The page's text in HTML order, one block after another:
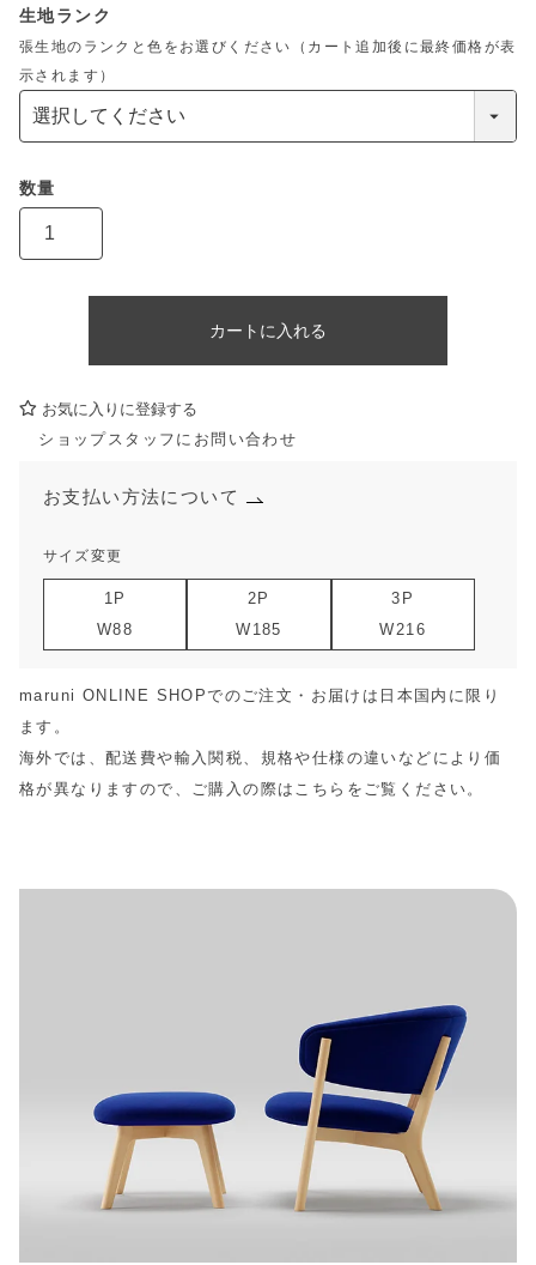
生地ランク
張生地のランクと色をお選びください（カート追加後に最終価格が表
示されます）
お気に入りに登録する
カートに入れる
ショップスタッフにお問い合わせ
サイズ変更
1P
W88
2P
W185
3P
W216
お支払い方法について
maruni ONLINE SHOPでのご注文・お届けは日本国内に限り
ます。
海外では、配送費や輸入関税、規格や仕様の違いなどにより価
格が異なりますので、ご購入の際は こちら をご覧ください。